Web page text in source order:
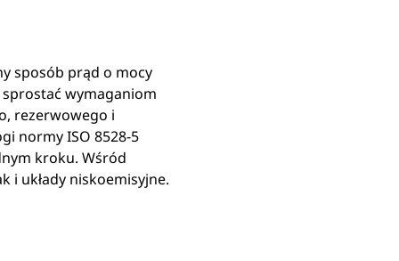
sposób prąd o mocy
sprostać wymaganiom
rezerwowego i
normy ISO 8528-5
kroku. Wśród
i układy niskoemisyjne.